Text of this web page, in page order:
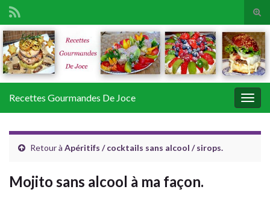
Search for:
Recettes Gourmandes De Joce
Retour à Apéritifs / cocktails sans alcool / sirops.
Mojito sans alcool à ma façon.